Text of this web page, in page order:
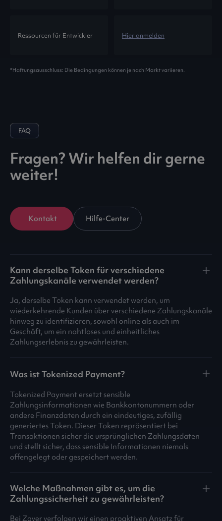
Ressourcen für Entwickler Hier anmelden
*Haftungsausschluss: Die Bedingungen können je nach Markt variieren.
FAQ
Fragen? Wir helfen dir gerne
weiter!
Kontakt Hilfe-Center
Kann derselbe Token für verschiedene
Zahlungskanäle verwendet werden?
Ja, derselbe Token kann verwendet werden, um
wiederkehrende Kunden über verschiedene Zahlungskanäle
hinweg zu identifizieren, sowohl online als auch im
Geschäft, um ein nahtloses und einheitliches
Zahlungserlebnis zu gewährleisten.
Was ist Tokenized Payment?
Tokenized Payment ersetzt sensible
Zahlungsinformationen wie Bankkontonummern oder
andere Finanzdaten durch ein eindeutiges, zufällig
generiertes Token. Dieser Token repräsentiert bei
Transaktionen sicher die ursprünglichen Zahlungsdaten
und stellt sicher, dass sensible Informationen niemals
offengelegt oder gespeichert werden.
Welche Maßnahmen gibt es, um die
Zahlungssicherheit zu gewährleisten?
Bei Zaver verfolgen wir einen proaktiven Ansatz für